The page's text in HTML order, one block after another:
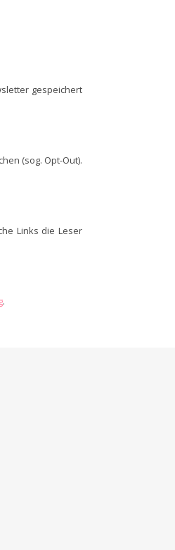
gespeichert
(sog. Opt-Out).
Links die Leser
.